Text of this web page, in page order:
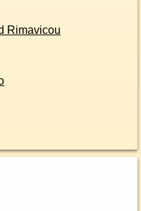
Rimavicou